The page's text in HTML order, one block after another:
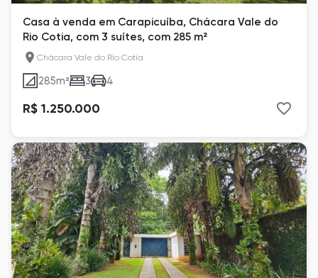
Casa à venda em Carapicuíba, Chácara Vale do
Rio Cotia, com 3 suítes, com 285 m²
Chácara Vale do Rio Cotia
285m² 3 4
R$ 1.250.000